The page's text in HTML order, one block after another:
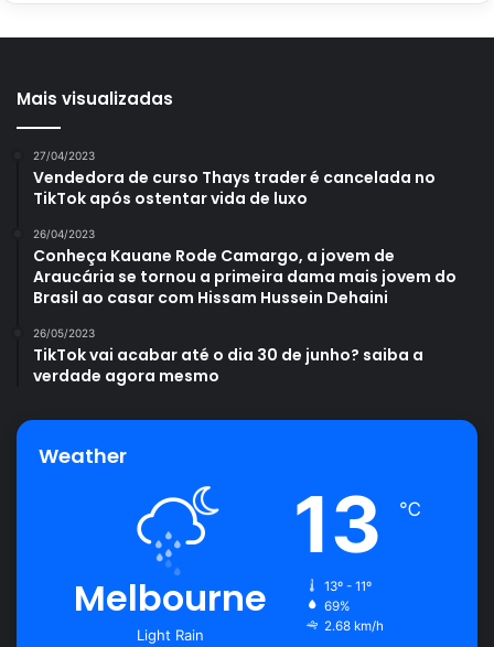
Mais visualizadas
27/04/2023
Vendedora de curso Thays trader é cancelada no
TikTok após ostentar vida de luxo
26/04/2023
Conheça Kauane Rode Camargo, a jovem de
Araucária se tornou a primeira dama mais jovem do
Brasil ao casar com Hissam Hussein Dehaini
26/05/2023
TikTok vai acabar até o dia 30 de junho? saiba a
verdade agora mesmo
Weather
Melbourne
Light Rain
13 ℃
13º - 11º
69%
2.68 km/h